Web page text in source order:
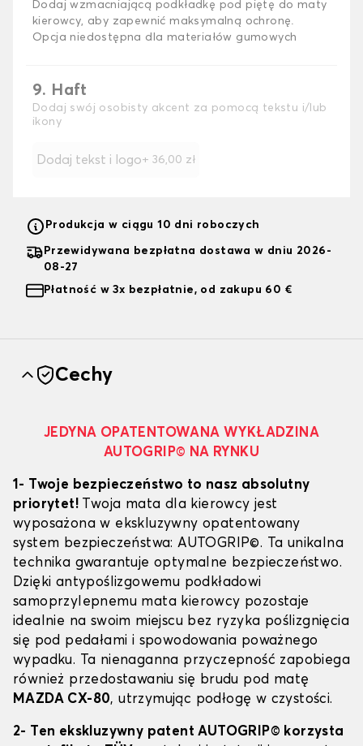
Dodaj wzmacniającą podkładkę pod piętę do maty
kierowcy, aby zapewnić maksymalną ochronę.
Opcja niedostępna dla materiałów gumowych
9. Haft
Dodaj swój osobisty akcent za pomocą tekstu i/lub
ikony
Dodaj tekst i logo+ 36,00 zł
Produkcja w ciągu 10 dni roboczych
Przewidywana bezpłatna dostawa w dniu 2026-
08-27
Płatność w 3x bezpłatnie, od zakupu 60 €
Cechy
JEDYNA OPATENTOWANA WYKŁADZINA
AUTOGRIP© NA RYNKU
1- Twoje bezpieczeństwo to nasz absolutny
priorytet! Twoja mata dla kierowcy jest
wyposażona w ekskluzywny opatentowany
system bezpieczeństwa: AUTOGRIP©. Ta unikalna
technika gwarantuje optymalne bezpieczeństwo.
Dzięki antypoślizgowemu podkładowi
samoprzylepnemu mata kierowcy pozostaje
idealnie na swoim miejscu bez ryzyka poślizgnięcia
się pod pedałami i spowodowania poważnego
wypadku. Ta nienaganna przyczepność zapobiega
również przedostawaniu się brudu pod matę
MAZDA CX-80, utrzymując podłogę w czystości.
2- Ten ekskluzywny patent AUTOGRIP© korzysta